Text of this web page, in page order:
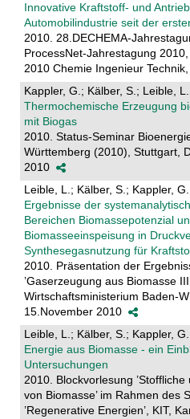
Innovative Kraftstoff- und
Automobilindustrie seit der
2010. 28.DECHEMA-
ProcessNet-Jahrestagung
2010 Chemie Ingenieur
Kappler, G.; Kälber, S.; Leible, L.
Thermochemische Erzeugung
mit Biogas
2010. Status-Seminar
Württemberg (2010), Stuttgart,
2010
Leible, L.; Kälber, S.; Kappler, G.
Ergebnisse der
Bereichen Biomassepotenzial
Biomasseeinspeisung in
Synthesegasnutzung für
2010. Präsentation der
’Gaserzeugung aus Biomasse
Wirtschaftsministerium Baden-
15.November 2010
Leible, L.; Kälber, S.; Kappler, G.
Energie aus Biomasse - ein
Untersuchungen
2010. Blockvorlesung
von Biomasse’ im Rahmen des
’Regenerative Energien’, KIT,